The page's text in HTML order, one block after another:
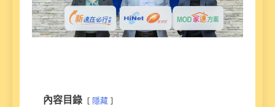
內容目錄 隱藏